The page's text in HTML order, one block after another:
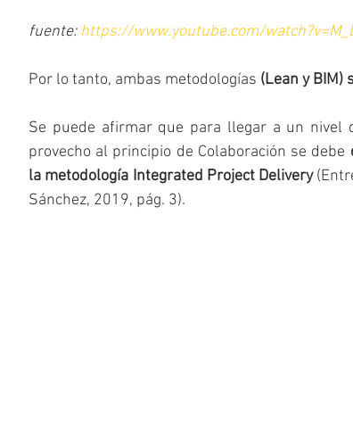
fuente: https://www.youtube.com/
Por lo tanto, ambas metodologías (Lean y BIM)
Se puede afirmar que para llegar a un nivel
provecho al principio de Colaboración se debe
la metodología Integrated Project Delivery
Sánchez, 2019, pág. 3).